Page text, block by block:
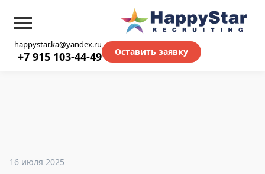
16 июля 2025
happystar.ka@yandex.ru
+7 915 103-44-49 Оставить заявку